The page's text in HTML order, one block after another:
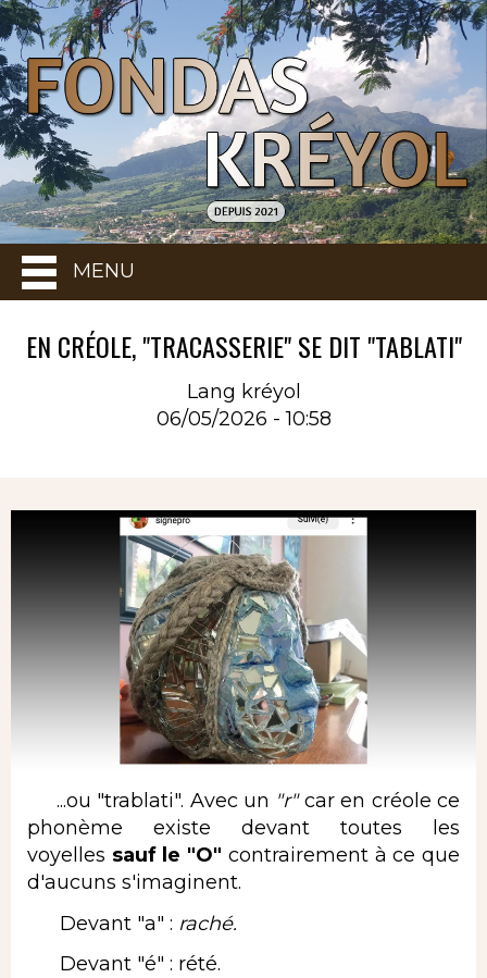
MENU
EN CRÉOLE, "TRACASSERIE" SE DIT "TABLATI"
Lang kréyol
06/05/2026 - 10:58
...ou "trablati". Avec un "r"car en créole ce
phonème existe devant toutes les
voyelles sauf le "O" contrairement à ce que
d'aucuns s'imaginent.
Devant "a" : raché.
Devant "é" : rété.